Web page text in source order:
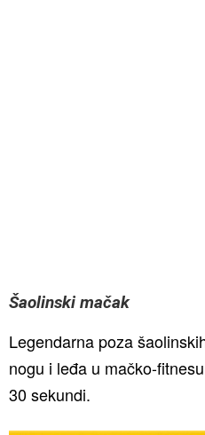
Šaolinski mačak
Legendarna poza
nogu i leđa u mačko-
30 sekundi.